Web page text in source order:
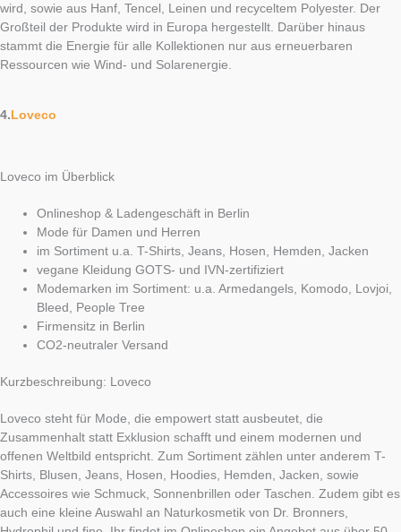
wird, sowie aus Hanf, Tencel, Leinen und recyceltem Polyester. Der
Großteil der Produkte wird in Europa hergestellt. Darüber hinaus
stammt die Energie für alle Kollektionen nur aus erneuerbaren
Ressourcen wie Wind- und Solarenergie.
4. Loveco
Loveco im Überblick
Onlineshop & Ladengeschäft in Berlin
Mode für Damen und Herren
im Sortiment u.a. T-Shirts, Jeans, Hosen, Hemden, Jacken
vegane Kleidung GOTS- und IVN-zertifiziert
Modemarken im Sortiment: u.a. Armedangels, Komodo, Lovjoi,
Bleed, People Tree
Firmensitz in Berlin
CO2-neutraler Versand
Kurzbeschreibung: Loveco
Loveco steht für Mode, die empowert statt ausbeutet, die
Zusammenhalt statt Exklusion schafft und einem modernen und
offenen Weltbild entspricht. Zum Sortiment zählen unter anderem T-
Shirts, Blusen, Jeans, Hosen, Hoodies, Hemden, Jacken, sowie
Accessoires wie Schmuck, Sonnenbrillen oder Taschen. Zudem gibt es
auch eine kleine Auswahl an Naturkosmetik von Dr. Bronners,